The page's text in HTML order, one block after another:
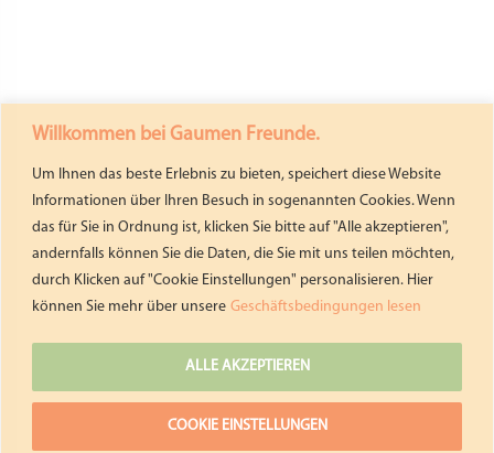
Willkommen bei Gaumen Freunde.
Um Ihnen das beste Erlebnis zu bieten, speichert diese Website
Informationen über Ihren Besuch in sogenannten Cookies. Wenn
das für Sie in Ordnung ist, klicken Sie bitte auf "Alle akzeptieren",
andernfalls können Sie die Daten, die Sie mit uns teilen möchten,
durch Klicken auf "Cookie Einstellungen" personalisieren. Hier
können Sie mehr über unsere Geschäftsbedingungen lesen
COOKIE EINSTELLUNGEN
ALLE AKZEPTIEREN